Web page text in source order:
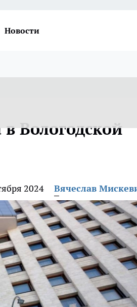
Новости
Вологодской
2024 Вячеслав